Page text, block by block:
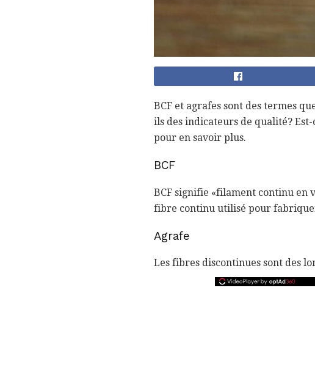
BCF et agrafes sont des termes
ils des indicateurs de qualité?
pour en savoir plus.
BCF
BCF signifie «filament continu en
fibre continu utilisé pour
Agrafe
Les fibres discontinues sont des